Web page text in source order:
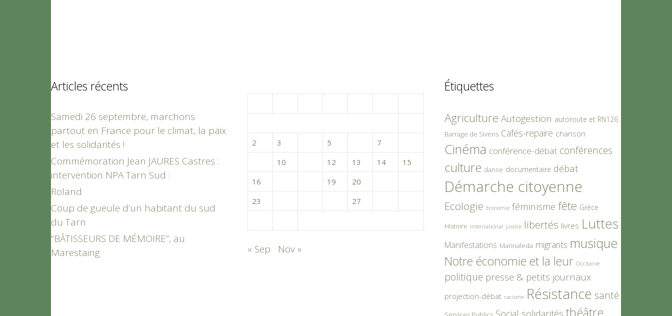
Articles récents
Samedi 26 septembre, marchons
partout en France pour le climat, la paix
et les solidarités !
Commémoration Jean JAURES Castres :
intervention NPA Tarn Sud :
Roland
Coup de gueule d’un habitant du sud
du Tarn
“BÂTISSEURS DE MÉMOIRE”, au
Marestaing
2
3 5 7
10 12 13 14
15
16
19 20
23
27
« Sep Nov »
Étiquettes
Agriculture Autogestion autoroute et RN126
Barrage de Sivens Cafés-repaire chanson
Cinéma conférence-débat conférences
culture danse documentaire débat
Démarche citoyenne
Ecologie Economie féminisme fête Grèce
Histoire International justice libertés livres Luttes
Manifestations Marinaleda migrants musique
Notre économie et la leur Occitanie
politique presse & petits journaux
projection-débat racisme Résistance santé
Social solidarités théâtre